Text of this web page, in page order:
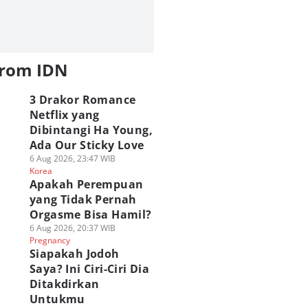
IDN
3 Drakor Romance
Netflix yang
Dibintangi Ha Young,
Ada Our Sticky Love
6 Aug 2026, 23:47 WIB
Korea
Apakah Perempuan
yang Tidak Pernah
Orgasme Bisa Hamil?
6 Aug 2026, 20:37 WIB
Pregnancy
Siapakah Jodoh
Saya? Ini Ciri-Ciri Dia
Ditakdirkan
Untukmu